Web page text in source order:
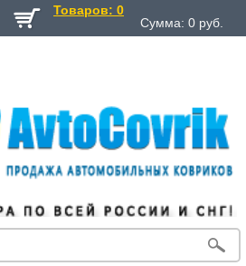
Товаров: 0
Сумма: 0 руб.